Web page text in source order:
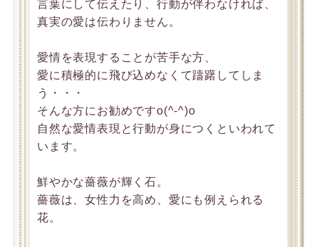
言葉にして伝えたり、行動が伴わなければ、
真実の愛は伝わりません。
愛情を表現することが苦手な方、
愛に積極的に飛び込めなくて躊躇してしま
う・・・
そんな方にお勧めですo(^-^)o
自然な愛情表現と行動が身につくといわれて
います。
鮮やかな薔薇が輝く石。
薔薇は、女性力を高め、愛にも例えられる
花。